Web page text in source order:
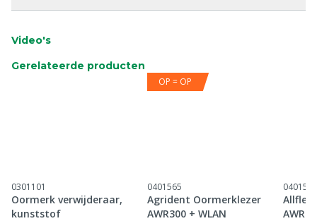
Video's
Gerelateerde producten
0301101
Oormerk verwijderaar,
kunststof
OP = OP
0401565
Agrident Oormerklezer
AWR300 + WLAN
0401567
Allflex